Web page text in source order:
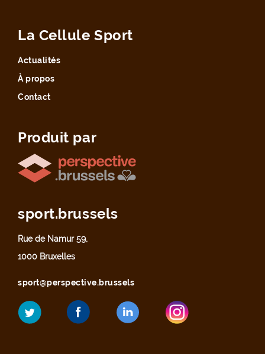
La Cellule Sport
Actualités
À propos
Contact
Produit par
sport.brussels
Rue de Namur 59,
1000 Bruxelles
sport@perspective.brussels